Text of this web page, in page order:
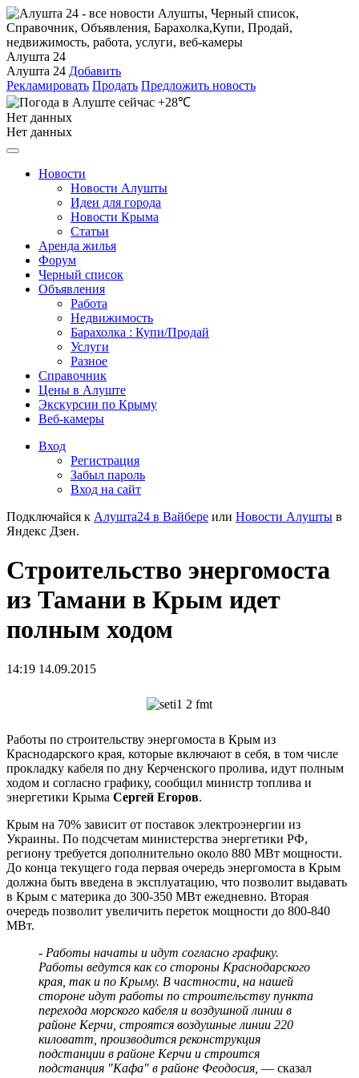
Алушта 24
Алушта 24 Добавить
Рекламировать Продать Предложить новость
+28℃
Нет данных
Нет данных
Новости
Новости Алушты
Идеи для города
Новости Крыма
Статьи
Аренда жилья
Форум
Черный список
Объявления
Работа
Недвижимость
Барахолка : Купи/Продай
Услуги
Разное
Справочник
Цены в Алуште
Экскурсии по Крыму
Веб-камеры
Вход
Регистрация
Забыл пароль
Вход на сайт
Подключайся к Алушта24 в Вайбере или Новости Алушты в
Яндекс Дзен.
Строительство энергомоста
из Тамани в Крым идет
полным ходом
14:19 14.09.2015
Работы по строительству энергомоста в Крым из
Краснодарского края, которые включают в себя, в том числе
прокладку кабеля по дну Керченского пролива, идут полным
ходом и согласно графику, сообщил министр топлива и
энергетики Крыма Сергей Егоров.
Крым на 70% зависит от поставок электроэнергии из
Украины. По подсчетам министерства энергетики РФ,
региону требуется дополнительно около 880 МВт мощности.
До конца текущего года первая очередь энергомоста в Крым
должна быть введена в эксплуатацию, что позволит выдавать
в Крым с материка до 300-350 МВт ежедневно. Вторая
очередь позволит увеличить переток мощности до 800-840
МВт.
- Работы начаты и идут согласно графику.
Работы ведутся как со стороны Краснодарского
края, так и по Крыму. В частности, на нашей
стороне идут работы по строительству пункта
перехода морского кабеля и воздушной линии в
районе Керчи, строятся воздушные линии 220
киловатт, производится реконструкция
подстанции в районе Керчи и строится
подстанция "Кафа" в районе Феодосия, — сказал